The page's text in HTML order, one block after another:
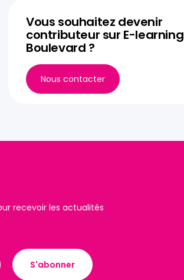
Vous souhaitez devenir
contributeur sur E-learning
Boulevard ?
Nous contacter
recevoir les actualités